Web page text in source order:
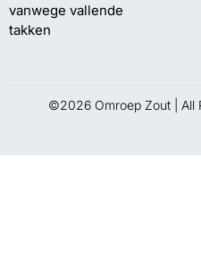
vanwege vallende
takken
©2026 Omroep Zout | All